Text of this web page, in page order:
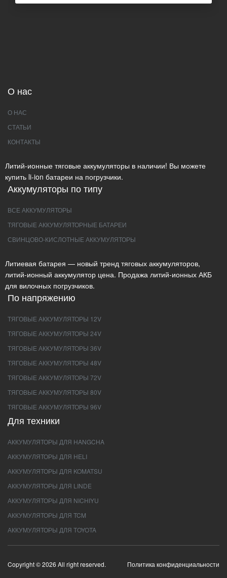
О нас
О НАС
СТАТЬИ
КОНТАКТЫ
Литий-ионные тяговые аккумуляторы в наличии! Вы можете
купить li-ion батареи на погрузчики.
Аккумуляторы по типу
ВСЕ АККУМУЛЯТОРЫ
ТЯГОВЫЕ АККУМУЛЯТОРНЫЕ БАТАРЕИ
СВИНЦОВО-КИСЛОТНЫЕ АККУМУЛЯТОРЫ
Литиевая батарея — новый тренд тяговых аккумуляторов,
литий-ионный аккумулятор цена. Продажа литий-ионных АКБ
для вилочных погрузчиков.
По напряжению
ТЯГОВЫЕ АККУМУЛЯТОРЫ 12V
ТЯГОВЫЕ АККУМУЛЯТОРЫ 24V
ТЯГОВЫЕ АККУМУЛЯТОРЫ 36V
ТЯГОВЫЕ АККУМУЛЯТОРЫ 48V
ТЯГОВЫЕ АККУМУЛЯТОРЫ 72V
ТЯГОВЫЕ АККУМУЛЯТОРЫ 80V
ТЯГОВЫЕ АККУМУЛЯТОРЫ 96V
Для техники
АККУМУЛЯТОРЫ ДЛЯ HANGCHA
АККУМУЛЯТОРЫ ДЛЯ HELI
АККУМУЛЯТОРЫ ДЛЯ KOMATSU
АККУМУЛЯТОРЫ ДЛЯ LINDE
АККУМУЛЯТОРЫ ДЛЯ NICHIYU
АККУМУЛЯТОРЫ ДЛЯ TCM
АККУМУЛЯТОРЫ ДЛЯ TOYOTA
Copyright © 2026 All right reserved. Политика конфиденциальности